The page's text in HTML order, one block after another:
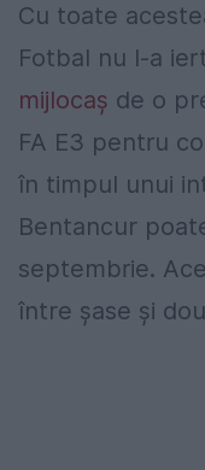
Cu toate
Fotbal nu l-a
mijlocaș de o
FA E3 pentru
în timpul unui
Bentancur
septembrie.
între şase şi